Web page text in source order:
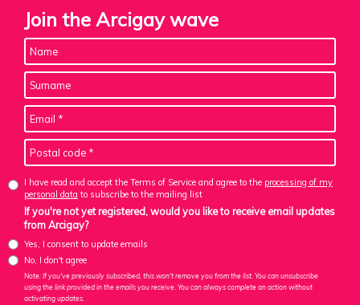
Join the Arcigay wave
I have read and accept the Terms of Service and agree to the processing of my
personal data to subscribe to the mailing list
If you're not yet registered, would you like to receive email updates
from Arcigay?
Yes, I consent to update emails
No, I don't agree
Note: If you've previously subscribed, this won't remove you from the list. You can unsubscribe
using the link provided in the emails you receive. You can always complete an action without
activating updates.